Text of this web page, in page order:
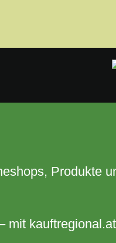
Produkte
mit kauftregional.at